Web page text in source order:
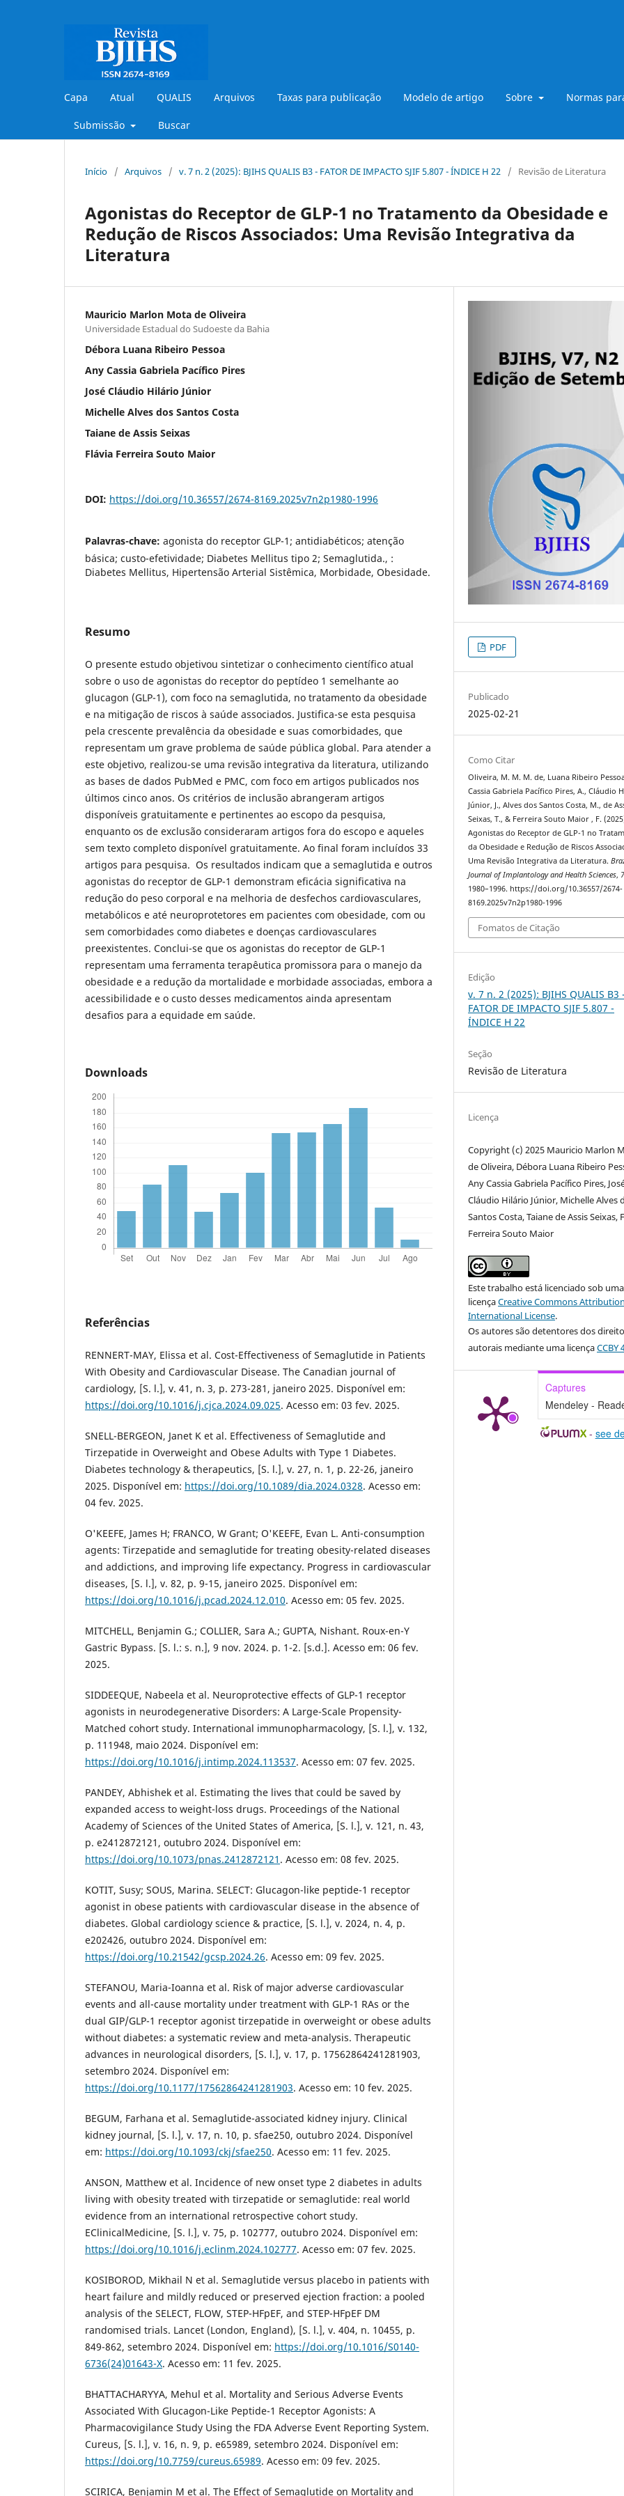
Capa Atual QUALIS Arquivos Taxas para publicação Modelo de artigo Sobre Normas
Submissão Buscar
Início / Arquivos / v. 7 n. 2 (2025): BJIHS QUALIS B3 - FATOR DE IMPACTO SJIF 5.807 - ÍNDICE H 22 / Revisão de Literatura
Agonistas do Receptor de GLP-1 no Tratamento da Obesidade e
Redução de Riscos Associados: Uma Revisão Integrativa da
Literatura
Mauricio Marlon Mota de Oliveira
Universidade Estadual do Sudoeste da Bahia
Débora Luana Ribeiro Pessoa
Any Cassia Gabriela Pacífico Pires
José Cláudio Hilário Júnior
Michelle Alves dos Santos Costa
Taiane de Assis Seixas
Flávia Ferreira Souto Maior
DOI: https://doi.org/10.36557/2674-8169.2025v7n2p1980-1996
Palavras-chave: agonista do receptor GLP-1; antidiabéticos; atenção
básica; custo-efetividade; Diabetes Mellitus tipo 2; Semaglutida., :
Diabetes Mellitus, Hipertensão Arterial Sistêmica, Morbidade, Obesidade.
Resumo
O presente estudo objetivou sintetizar o conhecimento científico atual
sobre o uso de agonistas do receptor do peptídeo 1 semelhante ao
glucagon (GLP-1), com foco na semaglutida, no tratamento da obesidade
e na mitigação de riscos à saúde associados. Justifica-se esta pesquisa
pela crescente prevalência da obesidade e suas comorbidades, que
representam um grave problema de saúde pública global. Para atender a
este objetivo, realizou-se uma revisão integrativa da literatura, utilizando
as bases de dados PubMed e PMC, com foco em artigos publicados nos
últimos cinco anos. Os critérios de inclusão abrangeram artigos
disponíveis gratuitamente e pertinentes ao escopo da pesquisa,
enquanto os de exclusão consideraram artigos fora do escopo e aqueles
sem texto completo disponível gratuitamente. Ao final foram incluídos 33
artigos para pesquisa. Os resultados indicam que a semaglutida e outros
agonistas do receptor de GLP-1 demonstram eficácia significativa na
redução do peso corporal e na melhoria de desfechos cardiovasculares,
metabólicos e até neuroprotetores em pacientes com obesidade, com ou
sem comorbidades como diabetes e doenças cardiovasculares
preexistentes. Conclui-se que os agonistas do receptor de GLP-1
representam uma ferramenta terapêutica promissora para o manejo da
obesidade e a redução da mortalidade e morbidade associadas, embora a
acessibilidade e o custo desses medicamentos ainda apresentam
desafios para a equidade em saúde.
Downloads
Referências
RENNERT-MAY, Elissa et al. Cost-Effectiveness of Semaglutide in Patients
With Obesity and Cardiovascular Disease. The Canadian journal of
cardiology, [S. l.], v. 41, n. 3, p. 273-281, janeiro 2025. Disponível em:
https://doi.org/10.1016/j.cjca.2024.09.025. Acesso em: 03 fev. 2025.
SNELL-BERGEON, Janet K et al. Effectiveness of Semaglutide and
Tirzepatide in Overweight and Obese Adults with Type 1 Diabetes.
Diabetes technology & therapeutics, [S. l.], v. 27, n. 1, p. 22-26, janeiro
2025. Disponível em: https://doi.org/10.1089/dia.2024.0328. Acesso em:
04 fev. 2025.
O'KEEFE, James H; FRANCO, W Grant; O'KEEFE, Evan L. Anti-consumption
agents: Tirzepatide and semaglutide for treating obesity-related diseases
and addictions, and improving life expectancy. Progress in cardiovascular
diseases, [S. l.], v. 82, p. 9-15, janeiro 2025. Disponível em:
https://doi.org/10.1016/j.pcad.2024.12.010. Acesso em: 05 fev. 2025.
MITCHELL, Benjamin G.; COLLIER, Sara A.; GUPTA, Nishant. Roux-en-Y
Gastric Bypass. [S. l.: s. n.], 9 nov. 2024. p. 1-2. [s.d.]. Acesso em: 06 fev.
2025.
SIDDEEQUE, Nabeela et al. Neuroprotective effects of GLP-1 receptor
agonists in neurodegenerative Disorders: A Large-Scale Propensity-
Matched cohort study. International immunopharmacology, [S. l.], v. 132,
p. 111948, maio 2024. Disponível em:
https://doi.org/10.1016/j.intimp.2024.113537. Acesso em: 07 fev. 2025.
PANDEY, Abhishek et al. Estimating the lives that could be saved by
expanded access to weight-loss drugs. Proceedings of the National
Academy of Sciences of the United States of America, [S. l.], v. 121, n. 43,
p. e2412872121, outubro 2024. Disponível em:
https://doi.org/10.1073/pnas.2412872121 . Acesso em: 08 fev. 2025.
KOTIT, Susy; SOUS, Marina. SELECT: Glucagon-like peptide-1 receptor
agonist in obese patients with cardiovascular disease in the absence of
diabetes. Global cardiology science & practice, [S. l.], v. 2024, n. 4, p.
e202426, outubro 2024. Disponível em:
https://doi.org/10.21542/gcsp.2024.26. Acesso em: 09 fev. 2025.
STEFANOU, Maria-Ioanna et al. Risk of major adverse cardiovascular
events and all-cause mortality under treatment with GLP-1 RAs or the
dual GIP/GLP-1 receptor agonist tirzepatide in overweight or obese adults
without diabetes: a systematic review and meta-analysis. Therapeutic
advances in neurological disorders, [S. l.], v. 17, p. 17562864241281903,
setembro 2024. Disponível em:
https://doi.org/10.1177/17562864241281903. Acesso em: 10 fev. 2025.
BEGUM, Farhana et al. Semaglutide-associated kidney injury. Clinical
kidney journal, [S. l.], v. 17, n. 10, p. sfae250, outubro 2024. Disponível
em: https://doi.org/10.1093/ckj/sfae250. Acesso em: 11 fev. 2025.
ANSON, Matthew et al. Incidence of new onset type 2 diabetes in adults
living with obesity treated with tirzepatide or semaglutide: real world
evidence from an international retrospective cohort study.
EClinicalMedicine, [S. l.], v. 75, p. 102777, outubro 2024. Disponível em:
https://doi.org/10.1016/j.eclinm.2024.102777. Acesso em: 07 fev. 2025.
KOSIBOROD, Mikhail N et al. Semaglutide versus placebo in patients with
heart failure and mildly reduced or preserved ejection fraction: a pooled
analysis of the SELECT, FLOW, STEP-HFpEF, and STEP-HFpEF DM
randomised trials. Lancet (London, England), [S. l.], v. 404, n. 10455, p.
849-862, setembro 2024. Disponível em: https://doi.org/10.1016/S0140-
6736(24)01643-X. Acesso em: 11 fev. 2025.
BHATTACHARYYA, Mehul et al. Mortality and Serious Adverse Events
Associated With Glucagon-Like Peptide-1 Receptor Agonists: A
Pharmacovigilance Study Using the FDA Adverse Event Reporting System.
Cureus, [S. l.], v. 16, n. 9, p. e65989, setembro 2024. Disponível em:
https://doi.org/10.7759/cureus.65989. Acesso em: 09 fev. 2025.
SCIRICA, Benjamin M et al. The Effect of Semaglutide on Mortality and
PDF
Publicado
2025-02-21
Como Citar
Oliveira, M. M. M. de, Luana Ribeiro
Cassia Gabriela Pacífico Pires, A., Cláudio
Júnior, J., Alves dos Santos Costa, M., de
Seixas, T., & Ferreira Souto Maior , F.
Agonistas do Receptor de GLP-1 no
da Obesidade e Redução de Riscos
Uma Revisão Integrativa da Literatura.
Journal of Implantology and Health Sciences,
1980–1996. https://doi.org/10.36557/2674-
8169.2025v7n2p1980-1996
Fomatos de Citação
Edição
v. 7 n. 2 (2025): BJIHS QUALIS B3 -
FATOR DE IMPACTO SJIF 5.807 -
ÍNDICE H 22
Seção
Revisão de Literatura
Licença
Copyright (c) 2025 Mauricio Marlon
de Oliveira, Débora Luana Ribeiro
Any Cassia Gabriela Pacífico Pires,
Cláudio Hilário Júnior, Michelle Alves
Santos Costa, Taiane de Assis Seixas,
Ferreira Souto Maior
Este trabalho está licenciado sob uma
licençaCreative Commons
International License.
Os autores são detentores dos
autorais mediante uma licençaCCBY
Captures
Mendeley -
- see